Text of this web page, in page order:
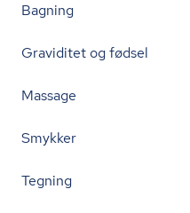
Bagning
Graviditet og fødsel
Massage
Smykker
Tegning